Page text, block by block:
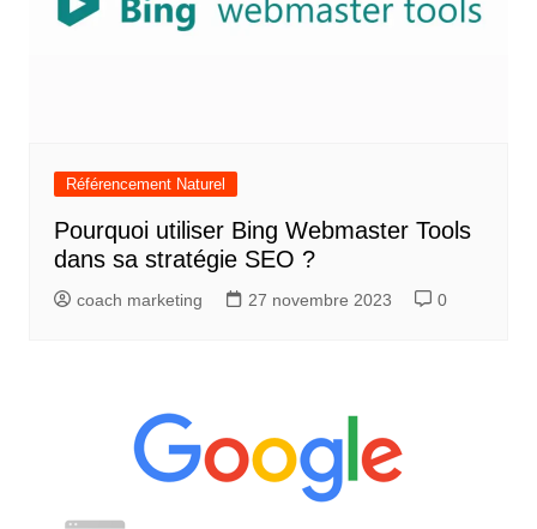
Référencement Naturel
Pourquoi utiliser Bing Webmaster Tools
dans sa stratégie SEO ?
coach marketing 27 novembre 2023 0